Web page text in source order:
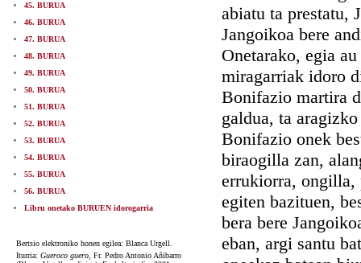
45. BURUA
46. BURUA
47. BURUA
48. BURUA
49. BURUA
50. BURUA
51. BURUA
52. BURUA
53. BURUA
54. BURUA
55. BURUA
56. BURUA
Libru onetako BURUEN idorogarria
Bertsio elektroniko honen egilea: Blanca Urgell.
Iturria: Gueroco guero, Fr. Pedro Antonio Añibarro
abiatu ta prestatu,
Jangoikoa bere
Onetarako, egia
miragarriak idoro
Bonifazio martira
galdua, ta
Bonifazio onek
biraogilla zan,
errukiorra, ongilla,
egiten bazituen,
bera bere
eban, argi santu